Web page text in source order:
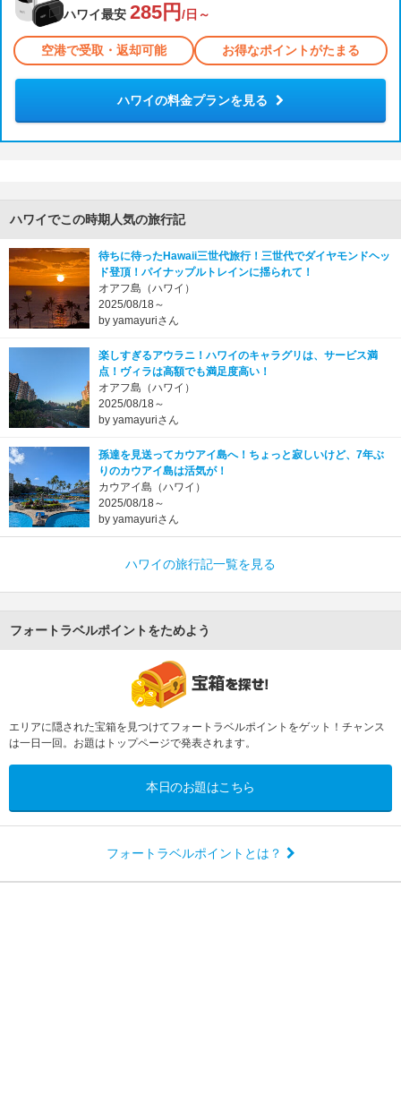
ハワイ最安 285円 /日～
空港で受取・返却可能 お得なポイントがたまる
ハワイの料金プランを見る
ハワイでこの時期人気の旅行記
待ちに待ったHawaii三世代旅行！三世代でダイヤモンドヘッ
ド登頂！パイナップルトレインに揺られて！
オアフ島（ハワイ）
2025/08/18～
by yamayuriさん
楽しすぎるアウラニ！ハワイのキャラグリは、サービス満
点！ヴィラは高額でも満足度高い！
オアフ島（ハワイ）
2025/08/18～
by yamayuriさん
孫達を見送ってカウアイ島へ！ちょっと寂しいけど、7年ぶ
りのカウアイ島は活気が！
カウアイ島（ハワイ）
2025/08/18～
by yamayuriさん
ハワイの旅行記一覧を見る
フォートラベルポイントをためよう
エリアに隠された宝箱を見つけてフォートラベルポイントをゲット！チャンス
は一日一回。お題はトップページで発表されます。
本日のお題はこちら
フォートラベルポイントとは？